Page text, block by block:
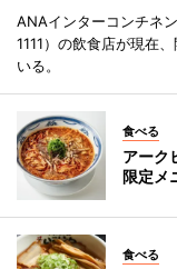
ANAインターコンチネ
1111）の飲食店が現在
いる。
食べる
アーク
限定メ
食べる